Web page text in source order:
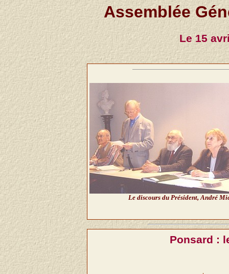
Assemblée
Le 15
Le discours du Président, André
Ponsard :